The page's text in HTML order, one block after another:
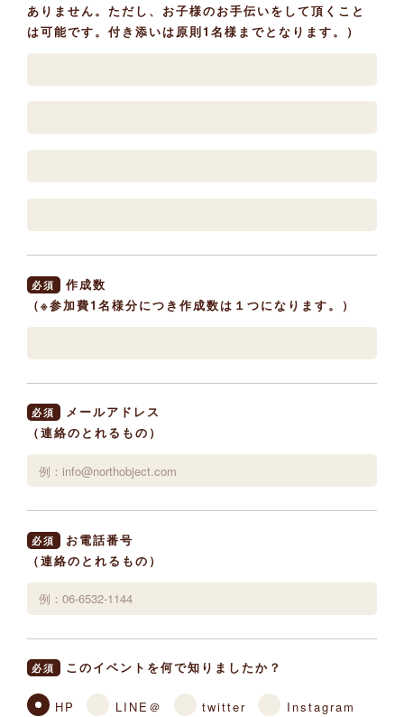
ありません。ただし、お子様のお手伝いをして頂くこと
は可能です。付き添いは原則1名様までとなります。）
必須
作成数
（※参加費1名様分につき作成数は１つになります。）
必須
メールアドレス
（連絡のとれるもの）
必須
お電話番号
（連絡のとれるもの）
必須 このイベントを何で知りましたか？
HP LINE＠ twitter
Instagram